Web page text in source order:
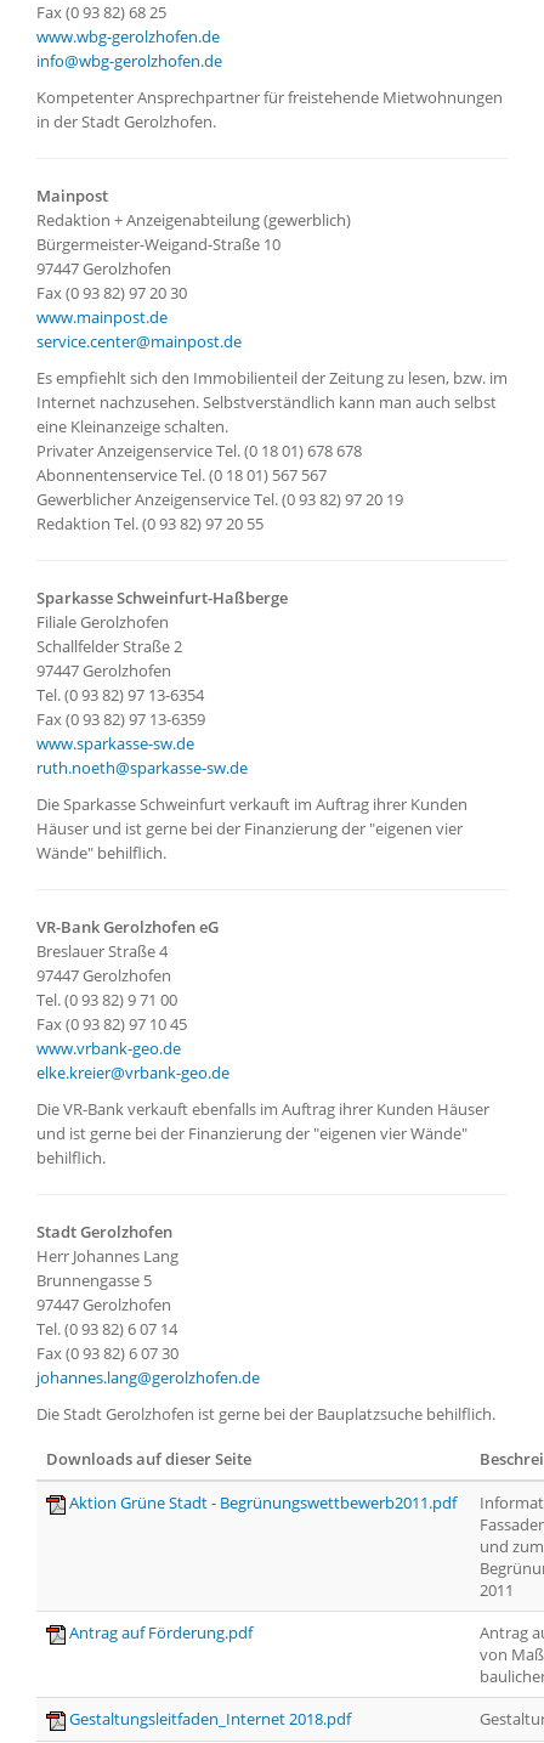
Fax (0 93 82) 68 25
www.wbg-gerolzhofen.de
info@wbg-gerolzhofen.de
Kompetenter Ansprechpartner für freistehende Mietwohnungen
in der Stadt Gerolzhofen.
Mainpost
Redaktion + Anzeigenabteilung (gewerblich)
Bürgermeister-Weigand-Straße 10
97447 Gerolzhofen
Fax (0 93 82) 97 20 30
www.mainpost.de
service.center@mainpost.de
Es empfiehlt sich den Immobilienteil der Zeitung zu lesen, bzw. im
Internet nachzusehen. Selbstverständlich kann man auch selbst
eine Kleinanzeige schalten.
Privater Anzeigenservice Tel. (0 18 01) 678 678
Abonnentenservice Tel. (0 18 01) 567 567
Gewerblicher Anzeigenservice Tel. (0 93 82) 97 20 19
Redaktion Tel. (0 93 82) 97 20 55
Sparkasse Schweinfurt-Haßberge
Filiale Gerolzhofen
Schallfelder Straße 2
97447 Gerolzhofen
Tel. (0 93 82) 97 13-6354
Fax (0 93 82) 97 13-6359
www.sparkasse-sw.de
ruth.noeth@sparkasse-sw.de
Die Sparkasse Schweinfurt verkauft im Auftrag ihrer Kunden
Häuser und ist gerne bei der Finanzierung der "eigenen vier
Wände" behilflich.
VR-Bank Gerolzhofen eG
Breslauer Straße 4
97447 Gerolzhofen
Tel. (0 93 82) 9 71 00
Fax (0 93 82) 97 10 45
www.vrbank-geo.de
elke.kreier@vrbank-geo.de
Die VR-Bank verkauft ebenfalls im Auftrag ihrer Kunden Häuser
und ist gerne bei der Finanzierung der "eigenen vier Wände"
behilflich.
Stadt Gerolzhofen
Herr Johannes Lang
Brunnengasse 5
97447 Gerolzhofen
Tel. (0 93 82) 6 07 14
Fax (0 93 82) 6 07 30
johannes.lang@gerolzhofen.de
Die Stadt Gerolzhofen ist gerne bei der Bauplatzsuche behilflich.
Downloads auf dieser Seite
Aktion Grüne Stadt - Begrünungswettbewerb2011.pdf
und zum
2011
Antrag auf Förderung.pdf
Antrag
von
Gestaltungsleitfaden_Internet 2018.pdf